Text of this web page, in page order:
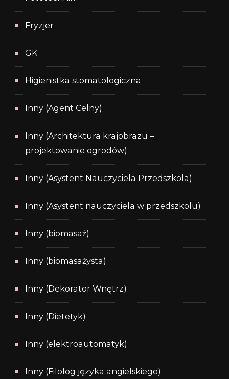
Fryzjer
GK
Higienistka stomatologiczna
Inny (Agent Celny)
Inny (Architektura krajobrazu –
projektowanie ogrodów)
Inny (Asystent Nauczyciela Przedszkola)
Inny (Asystent nauczyciela w przedszkolu)
Inny (biomasaż)
Inny (biomasażysta)
Inny (Dekorator Wnętrz)
Inny (Dietetyk)
Inny (elektroautomatyk)
Inny (Filolog języka angielskiego)